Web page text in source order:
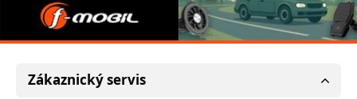
Zákaznický servis